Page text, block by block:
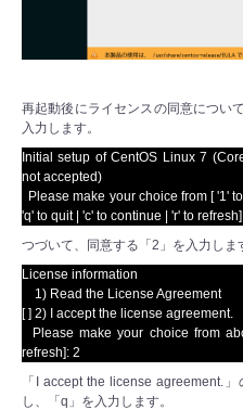
再起動後にライセンスの同意につい
入力します。
Initial setup of CentOS Linux 7
not accepted)
Please make your choice from [ '1'
'q' to quit | 'c' to continue | 'r' to
つづいて、同意する「2」を入力しま
License information
1) Read the License Agreement
[ ] 2) I accept the license agreement.
Please make your choice from
refresh]: 2
「I accept the license agreement.
し、「q」を入力します。